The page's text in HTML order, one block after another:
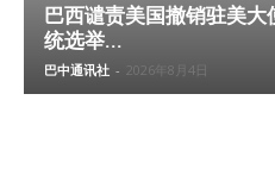
巴西谴责美国撤销驻美
统选举...
巴中通讯社 - 2026年8月4日